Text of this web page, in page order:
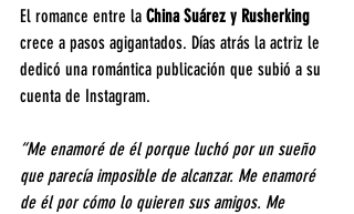
El romance entre la China Suárez y Rusherking
crece a pasos agigantados. Días atrás la actriz le
dedicó una romántica publicación que subió a su
cuenta de Instagram.
“Me enamoré de él porque luchó por un sueño
que parecía imposible de alcanzar. Me enamoré
de él por cómo lo quieren sus amigos. Me